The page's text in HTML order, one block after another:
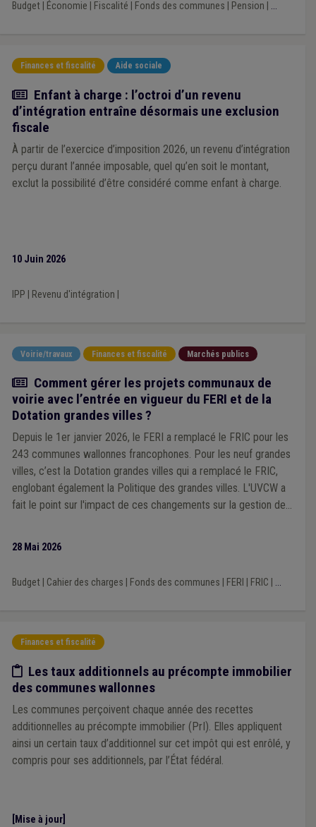
Budget| Économie Fiscalité Fonds des communes Pension ...
Finances et fiscalité Aide sociale
Actualité
Enfant à charge : l’octroi d’un revenu
d’intégration entraîne désormais une exclusion
fiscale
À partir de l’exercice d’imposition 2026, un revenu d’intégration
perçu durant l’année imposable, quel qu’en soit le montant,
exclut la possibilité d’être considéré comme enfant à charge.
10 Juin 2026
IPP Revenu d'intégration
Voirie/travaux Finances et fiscalité Marchés publics
Article
Comment gérer les projets communaux de
voirie avec l’entrée en vigueur du FERI et de la
Dotation grandes villes ?
Depuis le 1er janvier 2026, le FERI a remplacé le FRIC pour les
243 communes wallonnes francophones. Pour les neuf grandes
villes, c’est la Dotation grandes villes qui a remplacé le FRIC,
englobant également la Politique des grandes villes. L'UVCW a
fait le point sur l'impact de ces changements sur la gestion des
28 Mai 2026
Budget| Cahier des charges Fonds des communes FERI FRIC ...
Finances et fiscalité
Etude/chiffres
Les taux additionnels au précompte immobilier
des communes wallonnes
Les communes perçoivent chaque année des recettes
additionnelles au précompte immobilier (PrI). Elles appliquent
ainsi un certain taux d’additionnel sur cet impôt qui est enrôlé, y
compris pour ses additionnels, par l’État fédéral.
[Mise à jour]